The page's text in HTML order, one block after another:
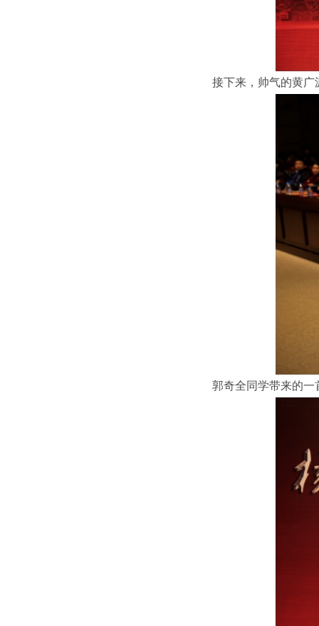
接下来，帅气的黄广
郭奇全同学带来的一